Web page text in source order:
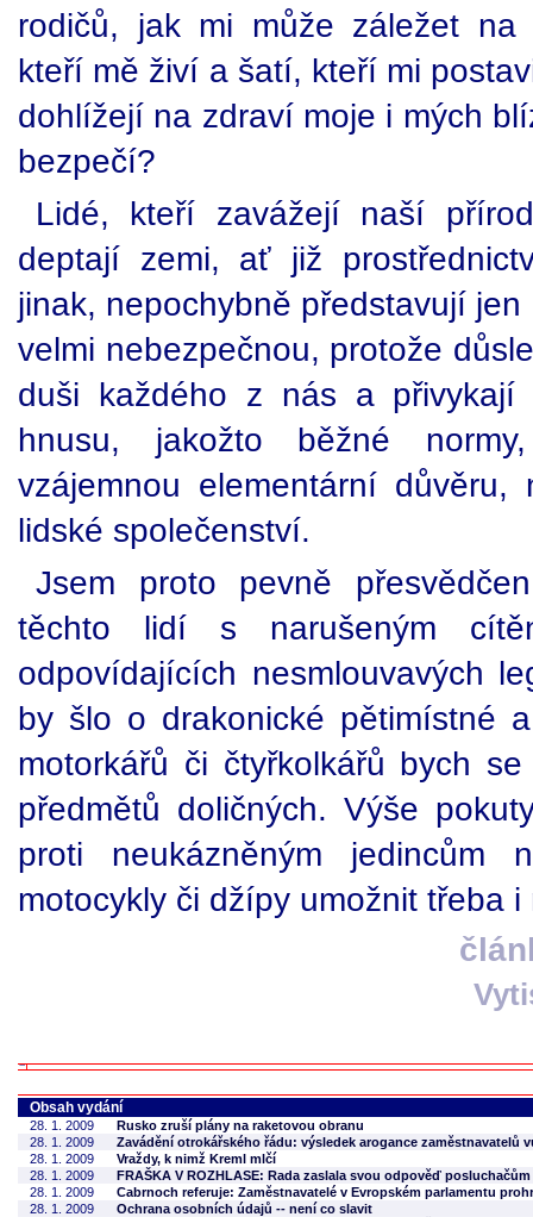
rodičů, jak mi může záležet na
kteří mě živí a šatí, kteří mi
dohlížejí na zdraví moje i mých
bezpečí?
Lidé, kteří zavážejí naší
deptají zemi, ať již
jinak, nepochybně představují
velmi nebezpečnou, protože
duši každého z nás a přivykají
hnusu, jakožto běžné
vzájemnou elementární
lidské společenství.
Jsem proto pevně
těchto lidí s narušeným
odpovídajících nesmlouvavých
by šlo o drakonické pětimístné
motorkářů či čtyřkolkářů bych
předmětů doličných. Výše
proti neukázněným
motocykly či džípy umožnit třeba
Obsah vydání
28. 1. 2009
Rusko zruší plány na raketovou obranu
28. 1. 2009
Zavádění otrokářského řádu: výsledek arogance zaměstnavatelů
28. 1. 2009
Vraždy, k nimž Kreml mlčí
28. 1. 2009
FRAŠKA V ROZHLASE: Rada zaslala svou odpověď
28. 1. 2009
Cabrnoch referuje: Zaměstnavatelé v Evropském parlamentu
28. 1. 2009
Ochrana osobních údajů -- není co slavit